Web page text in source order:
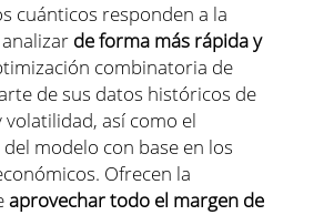
cuánticos responden a la
de forma más rápida y
combinatoria de
de sus datos históricos de
así como el
modelo con base en los
Ofrecen la
aprovechar todo el margen de